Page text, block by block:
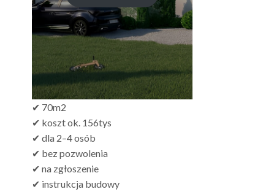
✔ 70m2
✔ koszt ok. 156tys
✔ dla 2–4 osób
✔ bez pozwolenia
✔ na zgłoszenie
✔ instrukcja budowy